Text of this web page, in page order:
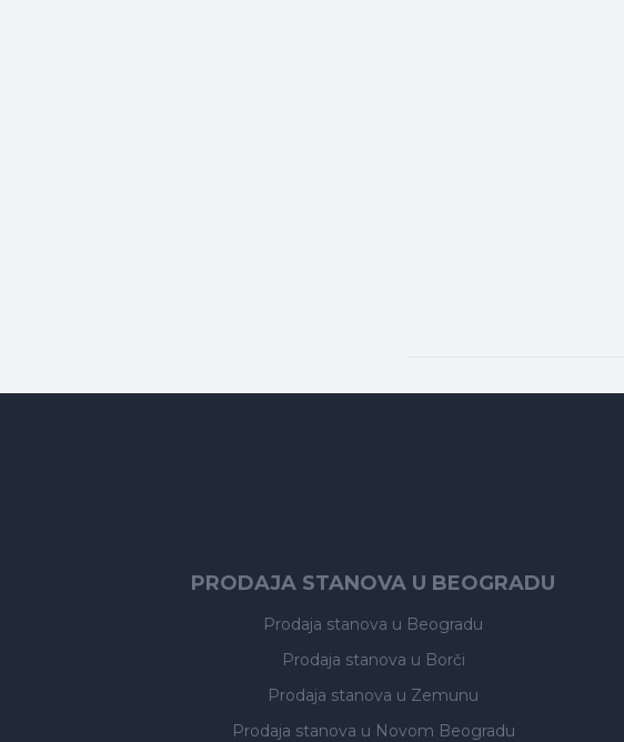
PRODAJA STANOVA U BEOGRADU
Prodaja stanova u Beogradu
Prodaja stanova u Borči
Prodaja stanova u Zemunu
Prodaja stanova u Novom Beogradu